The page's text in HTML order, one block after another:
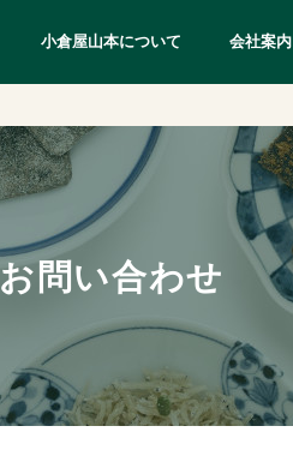
小倉屋山本について 会社案内
お問い合わせ